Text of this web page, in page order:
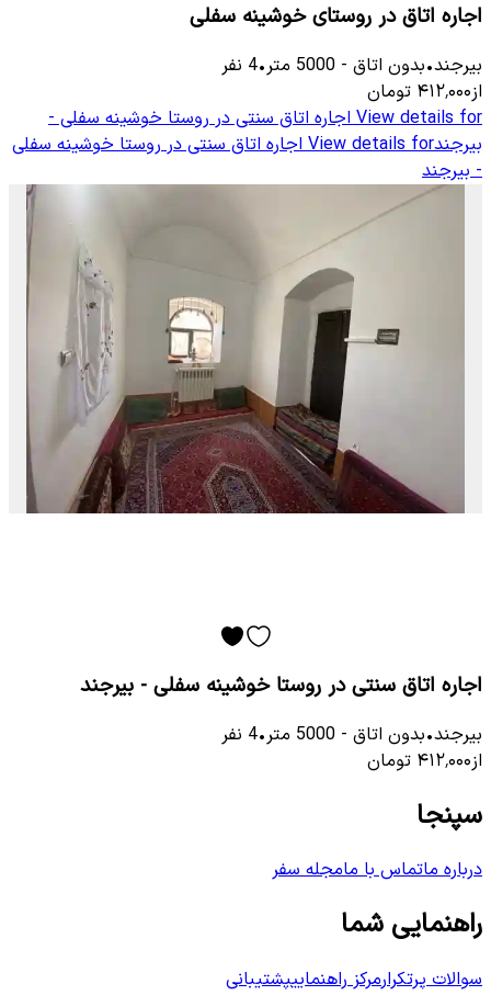
اجاره اتاق در روستای خوشینه سفلی
بیرجند•بدون اتاق -
5000 متر•
4 نفر
از۴۱۲٬۰۰۰ تومان
View details for اجاره اتاق سنتی در روستا خوشینه سفلی -
بیرجندView details for اجاره اتاق سنتی در روستا خوشینه سفلی
- بیرجند
اجاره اتاق سنتی در روستا خوشینه سفلی - بیرجند
بیرجند•بدون اتاق -
5000 متر•
4 نفر
از۴۱۲٬۰۰۰ تومان
سپنجا
درباره ماتماس با مامجله سفر
راهنمایی شما
سوالات پرتکرارمرکز راهنماییپشتیبانی